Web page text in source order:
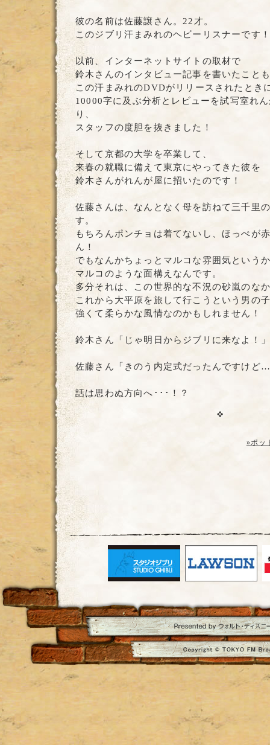
彼の名前は佐藤譲さん。22才。
このジブリ汗まみれのヘビーリスナーです！
以前、インターネットサイトの取材で
鈴木さんのインタビュー記事を書いたこと
この汗まみれのDVDがリリースされたとき
10000字に及ぶ分析とレビューを試写室れ
り、
スタッフの度胆を抜きました！
そして京都の大学を卒業して、
来春の就職に備えて東京にやってきた彼を
鈴木さんがれんが屋に招いたのです！
佐藤さんは、なんとなく母を訪ねて三千里
す。
もちろんポンチョは着てないし、ほっぺが
ん！
でもなんかちょっとマルコな雰囲気という
マルコのような面構えなんです。
多分それは、この世界的な不況の砂嵐のな
これから大平原を旅して行こうという男の
強くて柔らかな風情なのかもしれません！
鈴木さん「じゃ明日からジブリに来なよ！」
佐藤さん「きのう内定式だったんですけど
話は思わぬ方向へ･･･！？
»ポッ